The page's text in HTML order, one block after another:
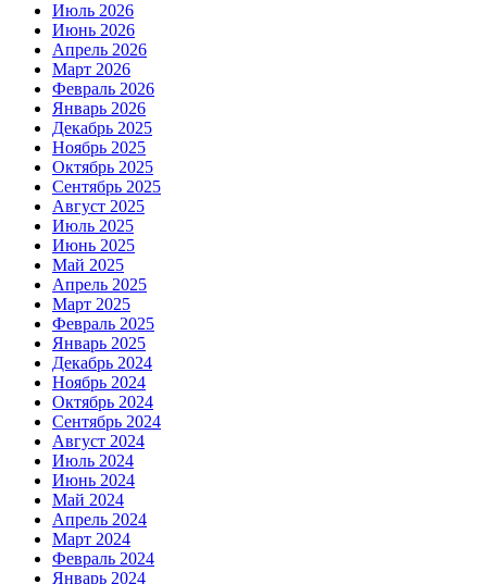
Июль 2026
Июнь 2026
Апрель 2026
Март 2026
Февраль 2026
Январь 2026
Декабрь 2025
Ноябрь 2025
Октябрь 2025
Сентябрь 2025
Август 2025
Июль 2025
Июнь 2025
Май 2025
Апрель 2025
Март 2025
Февраль 2025
Январь 2025
Декабрь 2024
Ноябрь 2024
Октябрь 2024
Сентябрь 2024
Август 2024
Июль 2024
Июнь 2024
Май 2024
Апрель 2024
Март 2024
Февраль 2024
Январь 2024